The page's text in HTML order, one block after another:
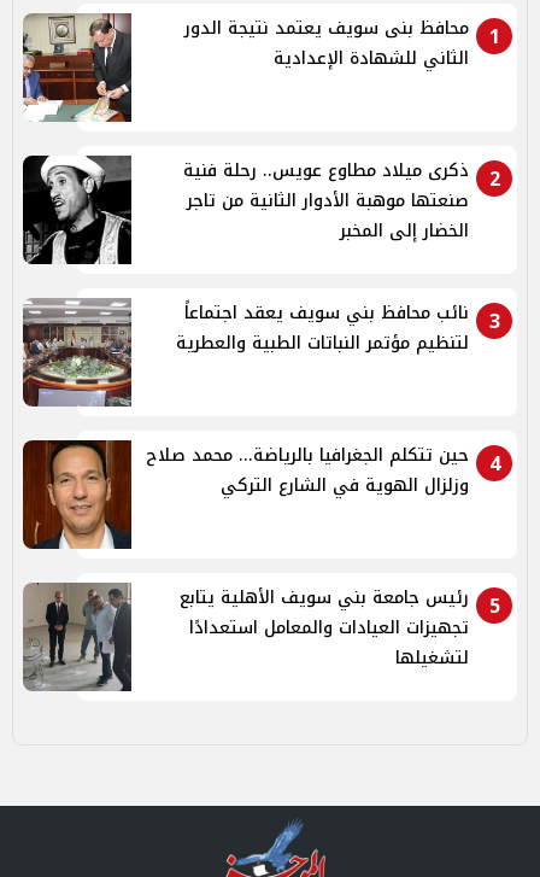
1
محافظ بنى سويف يعتمد نتيجة الدور
الثاني للشهادة الإعدادية
2
ذكرى ميلاد مطاوع عويس.. رحلة فنية
صنعتها موهبة الأدوار الثانية من تاجر
الخضار إلى المخبر
3
نائب محافظ بني سويف يعقد اجتماعاً
لتنظيم مؤتمر النباتات الطبية والعطرية
4
حين تتكلم الجغرافيا بالرياضة... محمد صلاح
وزلزال الهوية في الشارع التركي
5
رئيس جامعة بني سويف الأهلية يتابع
تجهيزات العيادات والمعامل استعدادًا
لتشغيلها